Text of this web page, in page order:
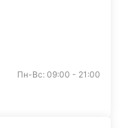
Пн-Вс: 09:00 - 21:00